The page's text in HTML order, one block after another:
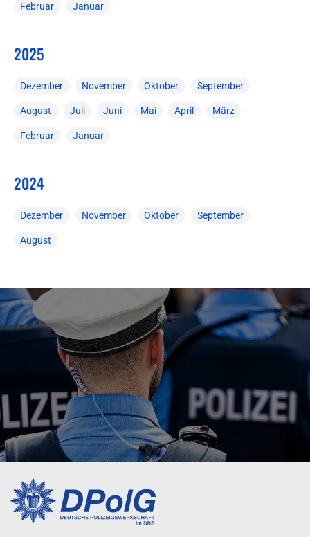
Februar Januar
2025
Dezember November Oktober September
August Juli Juni Mai April März
Februar Januar
2024
Dezember November Oktober September
August